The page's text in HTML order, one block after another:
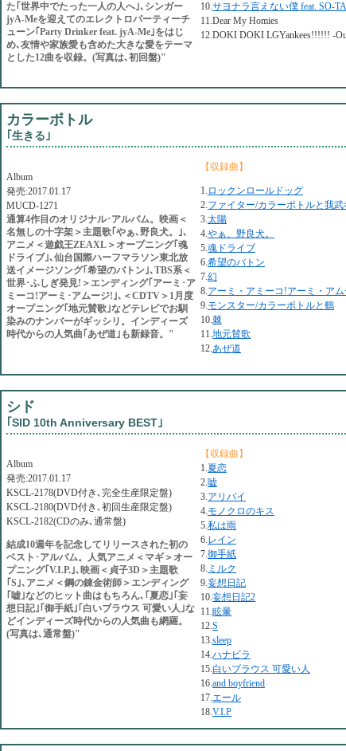
10.サヨナラ言えない僕 feat. SO-TA
11.Dear My Homies
12.DOKI DOKI LGYankees!!!!!! -
た｢世界中でたった一人の人へ｣､シンガー
jyA-Meを迎えてのエレクトロパーティーチ
ューン｢Party Drinker feat. jyA-Me｣をはじ
め､友情や家族愛も含めた大きな愛をテーマ
とした12曲を収録。(写真は､初回盤)"
カラーボトル
｢生きる｣
【収録曲】
1. ロックンロールドッグ
2.ファイター/カラーボトルと我武
3.太陽
4.やぁ、野良犬。
5.魂ドライブ
6.希望のバトン
7.幻
8.アーミ・アミーコ!アーミ・ア
9.モンスター/カラーボトルと鶴
10.棘
11.地元賛歌
12.あぜ道
Album
発売:2017.01.17
MUCD-1271
通算4作目のオリジナル･アルバム。映画＜
名無しの十字架＞主題歌｢やぁ､野良犬。｣､
アニメ＜遊戯王ZEAXL＞オープニング｢魂
ドライブ｣､仙台国際ハーフマラソン東北放
送イメージソング｢希望のバトン｣､TBS系＜
世界･ふしぎ発見!＞エンディング｢アーミ･ア
ミーコ!アーミ･アムージ!｣､＜CDTV＞1月度
オープニング｢地元賛歌｣などテレビでお馴
染みのナンバーがギッシリ。インディーズ
時代からの人気曲｢あぜ道｣も新録音。"
シド
｢SID 10th Anniversary BEST｣
【収録曲】
1.夏恋
2.嘘
3.アリバイ
4.モノクロのキス
5.私は雨
6.レイン
7.御手紙
8. ミルク
9.妄想日記
10.妄想日記2
11.眩暈
12.S
13.sleep
14.ハナビラ
15.白いブラウス 可愛い人
16.and boyfriend
17.エール
18.V.I.P
Album
発売:2017.01.17
KSCL-2178(DVD付き､完全生産限定盤)
KSCL-2180(DVD付き､初回生産限定盤)
KSCL-2182(CDのみ､通常盤)
結成10週年を記念してリリースされた初の
ベスト･アルバム。人気アニメ＜マギ＞オー
プニング｢V.I.P.｣､映画＜貞子3D＞主題歌
｢S｣､アニメ＜鋼の錬金術師＞エンディング
｢嘘｣などのヒット曲はもちろん､｢夏恋｣｢妄
想日記｣｢御手紙｣｢白いブラウス 可愛い人｣な
どインディーズ時代からの人気曲も網羅。
(写真は､通常盤)"